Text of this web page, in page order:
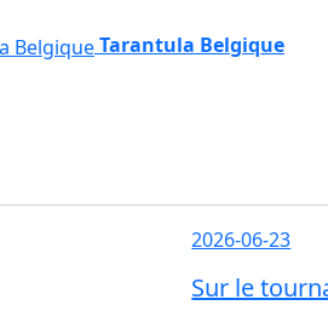
Tarantula Belgique
2026-06-23
Sur le